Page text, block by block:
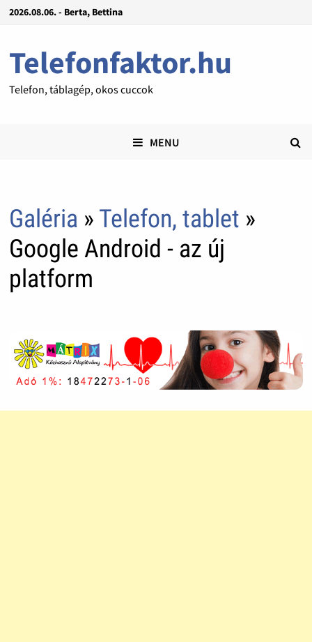
2026.08.06. - Berta, Bettina
Telefonfaktor.hu
Telefon, táblagép, okos cuccok
MENU
Galéria » Telefon, tablet »
Google Android - az új
platform